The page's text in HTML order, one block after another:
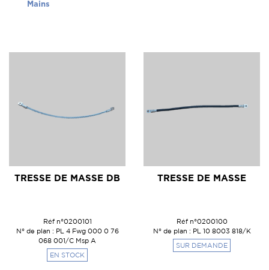
Mains
TRESSE DE MASSE DB
Réf n°0200101
N° de plan : PL 4 Fwg 000 0 76
068 001/C Msp A
EN STOCK
TRESSE DE MASSE
Réf n°0200100
N° de plan : PL 10 8003 818/K
SUR DEMANDE